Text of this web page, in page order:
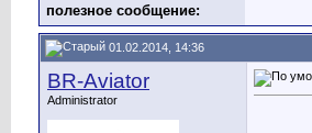
полезное сообщение:
01.02.2014, 14:36
BR-Aviator
Administrator